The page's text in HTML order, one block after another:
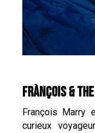
FRÀNÇOIS &
François Marry
curieux